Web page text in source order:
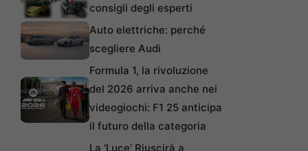
consigli degli esperti
Auto elettriche: perché
scegliere Audi
Formula 1, la rivoluzione
del 2026 arriva anche nei
videogiochi: F1 25 anticipa
il futuro della categoria
La ‘Luce’ Riuscirà a